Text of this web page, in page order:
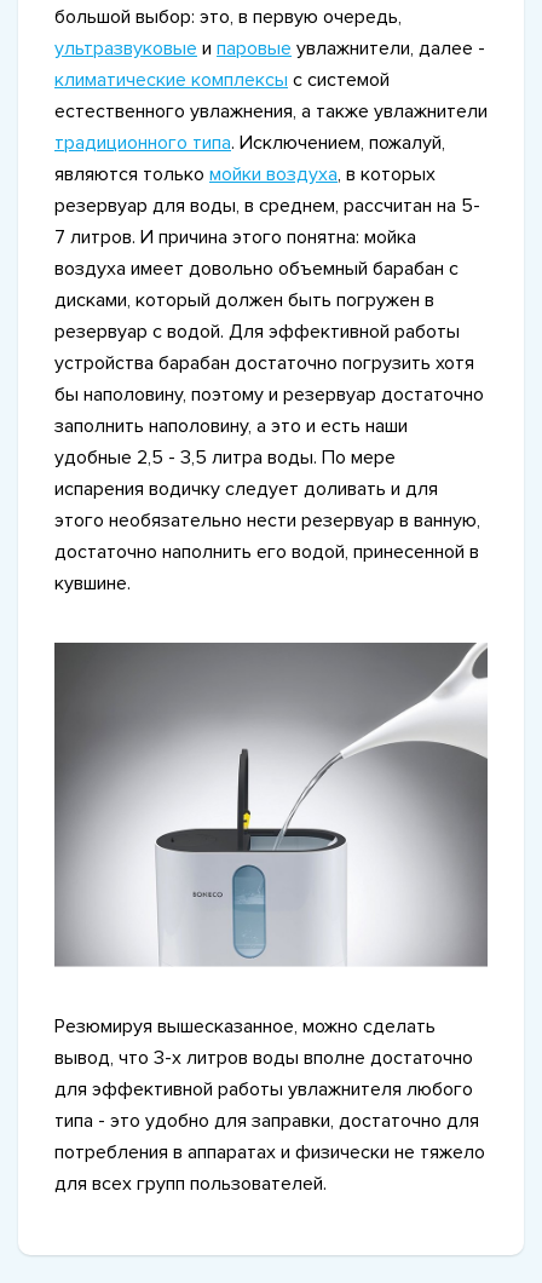
большой выбор: это, в первую очередь,
ультразвуковые и паровые увлажнители, далее -
климатические комплексы с системой
естественного увлажнения, а также увлажнители
традиционного типа. Исключением, пожалуй,
являются только мойки воздуха, в которых
резервуар для воды, в среднем, рассчитан на 5-
7 литров. И причина этого понятна: мойка
воздуха имеет довольно объемный барабан с
дисками, который должен быть погружен в
резервуар с водой. Для эффективной работы
устройства барабан достаточно погрузить хотя
бы наполовину, поэтому и резервуар достаточно
заполнить наполовину, а это и есть наши
удобные 2,5 - 3,5 литра воды. По мере
испарения водичку следует доливать и для
этого необязательно нести резервуар в ванную,
достаточно наполнить его водой, принесенной в
кувшине.
Резюмируя вышесказанное, можно сделать
вывод, что 3-х литров воды вполне достаточно
для эффективной работы увлажнителя любого
типа - это удобно для заправки, достаточно для
потребления в аппаратах и физически не тяжело
для всех групп пользователей.